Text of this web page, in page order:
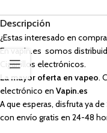
Descripción
¿Estas interesado en
En vapin.es somos
Cigarrillos electrónicos.
La mayor oferta en vapeo.
electrónico en Vapin.es
A que esperas, disfruta ya de
con envío gratis en 24-48